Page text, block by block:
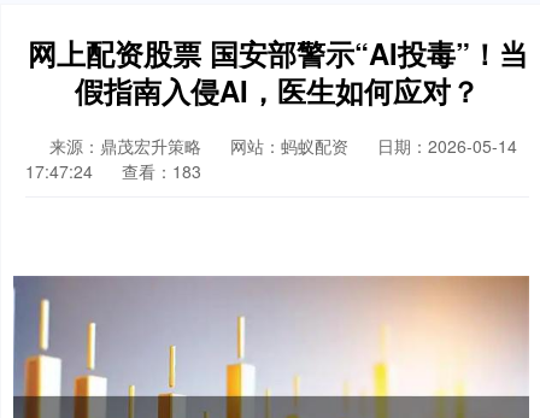
网上配资股票 国安部警示“AI投毒”！当
假指南入侵AI，医生如何应对？
来源：鼎茂宏升策略 网站：蚂蚁配资
日期：2026-05-14
17:47:24
查看：183